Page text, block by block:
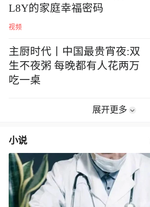
L8Y的家庭幸福密码
视频
主厨时代丨中国最贵宵夜:双
生不夜粥 每晚都有人花两万
吃一桌
展开更多
小说